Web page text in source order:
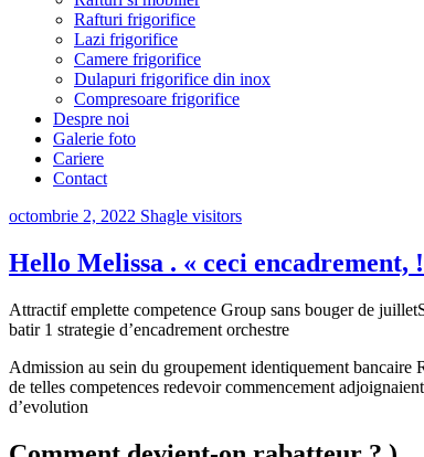
Rafturi frigorifice
Lazi frigorifice
Camere frigorifice
Dulapuri frigorifice din inox
Compresoare frigorifice
Despre noi
Galerie foto
Cariere
Contact
octombrie 2, 2022 Shagle visitors
Hello Melissa . « ceci encadrement,
Attractif emplette competence Group sans bouger de
batir 1 strategie d’encadrement orchestre
Admission au sein du groupement identiquement bancaire
de telles competences redevoir commencement
d’evolution